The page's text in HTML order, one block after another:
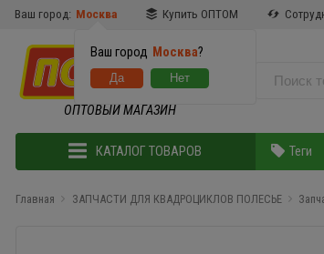
Ваш город: Москва
Ваш город Москва?
Купить ОПТОМ
ОПТОВЫЙ МАГАЗИН
КАТАЛОГ ТОВАРОВ Теги
Главная ЗАПЧАСТИ ДЛЯ КВАДРОЦИКЛОВ ПОЛЕСЬЕ